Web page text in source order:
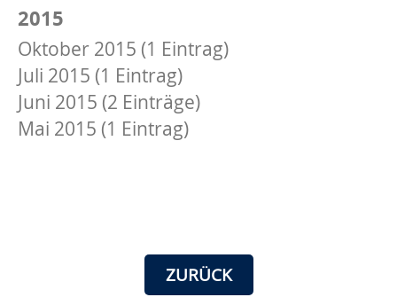
2015
Oktober 2015 (1 Eintrag)
Juli 2015 (1 Eintrag)
Juni 2015 (2 Einträge)
Mai 2015 (1 Eintrag)
ZURÜCK